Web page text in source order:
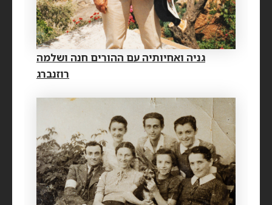
גניה ואחיותיה עם ההורים חנה ושלמה
רוזנברג